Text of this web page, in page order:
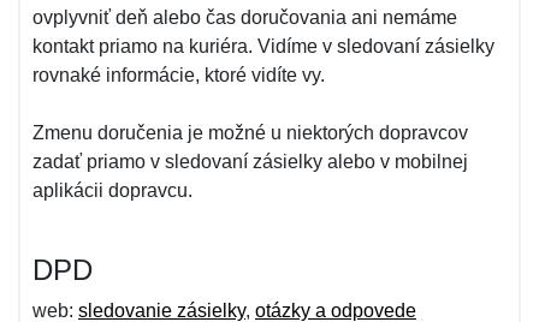
ovplyvniť deň alebo čas doručovania ani nemáme
kontakt priamo na kuriéra. Vidíme v sledovaní zásielky
rovnaké informácie, ktoré vidíte vy.
Zmenu doručenia je možné u niektorých dopravcov
zadať priamo v sledovaní zásielky alebo v mobilnej
aplikácii dopravcu.
DPD
web: sledovanie zásielky, otázky a odpovede